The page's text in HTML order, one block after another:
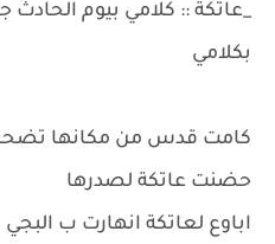
_عاتكة :: كلامي بيوم
بكلامي
كامت قدس من مكانها
حضنت عاتكة لصدرها
اباوع لعاتكة انهارت ب